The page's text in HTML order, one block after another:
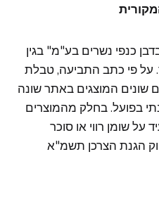
כנפי נשרים בע"מ" בגין
על פי כתב התביעה, טבלת
שונים המוצגים באתר שונה
בפועל. בחלק מהמוצרים
שומן רווי או סוכר
הגנת הצרכן תשמ"א